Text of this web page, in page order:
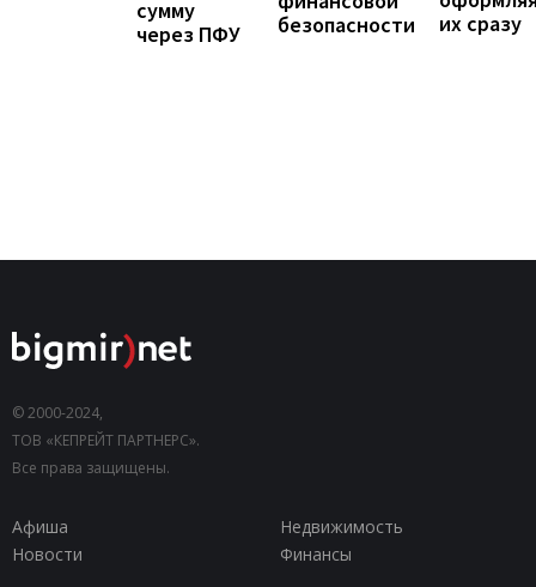
сумму
через ПФУ
безопасности
их сразу
© 2000-2024,
ТОВ «КЕПРЕЙТ ПАРТНЕРС».
Все права защищены.
Афиша
Недвижимость
Новости
Финансы